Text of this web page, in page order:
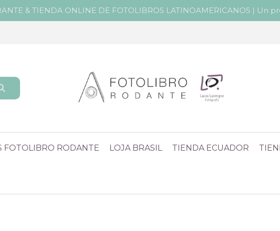
& TIENDA ONLINE DE FOTOLIBROS LATINOAMERICANOS | Un
FOTOLIBRO RODANTE LOJA BRASIL TIENDA ECUADOR